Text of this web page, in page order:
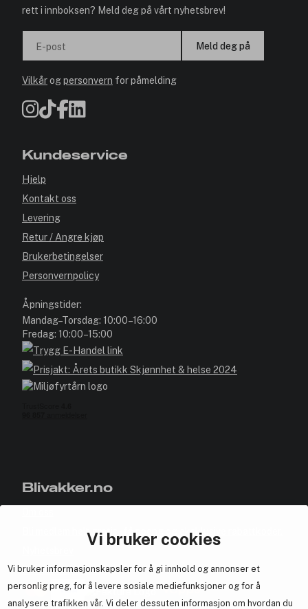
Vi bruker cookies
Vi bruker informasjonskapsler for å gi innhold og annonser et
personlig preg, for å levere sosiale mediefunksjoner og for å
analysere trafikken vår. Vi deler dessuten informasjon om hvordan du
rett i innboksen? Meld deg på vårt nyhetsbrev!
E-post Meld deg på
Vilkårogpersonvern for påmelding
Kundeservice
Hjelp
Kontakt oss
Levering
Retur / Angre kjøp
Brukerbetingelser
Personvernpolicy
Åpningstider:
Mandag–Torsdag: 10:00–16:00
Fredag: 10:00–15:00
Blivakker.no
Bli medlem helt gratis - få poeng og eksklusive rabattkoder.
Samarbeid med oss